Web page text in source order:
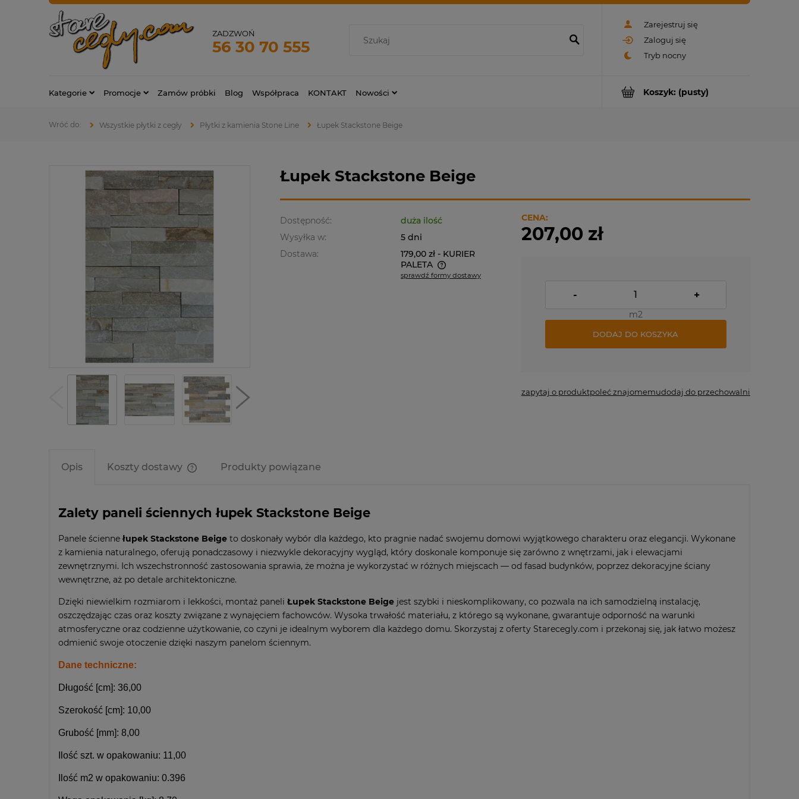
Zarejestruj się
Zaloguj się
ZADZWOŃ
56 30 70 555
Koszyk: (pusty)
Kategorie Promocje Zamów próbki Blog Współpraca KONTAKT Nowości
Wszystkie płytki z cegły Płytki z kamienia Stone Line Łupek Stackstone Beige
Łupek Stackstone Beige
Dostępność:
duża ilość
Wysyłka w:
5 dni
Dostawa:
179,00 zł - KURIER
PALETA
sprawdź formy dostawy
CENA:
207,00 zł
- +
m2
DODAJ DO KOSZYKA
zapytaj o produktpoleć znajomemudodaj do przechowalni
Opis Koszty dostawy Produkty powiązane
Zalety paneli ściennych łupek Stackstone Beige
Panele ścienne łupek Stackstone Beige to doskonały wybór dla każdego, kto pragnie nadać swojemu domowi wyjątkowego charakteru oraz elegancji. Wykonane
z kamienia naturalnego, oferują ponadczasowy i niezwykle dekoracyjny wygląd, który doskonale komponuje się zarówno z wnętrzami, jak i elewacjami
zewnętrznymi. Ich wszechstronność zastosowania sprawia, że można je wykorzystać w różnych miejscach — od fasad budynków, poprzez dekoracyjne ściany
wewnętrzne, aż po detale architektoniczne.
Dzięki niewielkim rozmiarom i lekkości, montaż paneli Łupek Stackstone Beige jest szybki i nieskomplikowany, co pozwala na ich samodzielną instalację,
oszczędzając czas oraz koszty związane z wynajęciem fachowców. Wysoka trwałość materiału, z którego są wykonane, gwarantuje odporność na warunki
atmosferyczne oraz codzienne użytkowanie, co czyni je idealnym wyborem dla każdego domu. Skorzystaj z oferty Starecegly.com i przekonaj się, jak łatwo możesz
odmienić swoje otoczenie dzięki naszym panelom ściennym.
Dane techniczne:
Długość [cm]: 36,00
Szerokość [cm]: 10,00
Grubość [mm]: 8,00
Ilość szt. w opakowaniu: 11,00
Ilość m2 w opakowaniu: 0.396